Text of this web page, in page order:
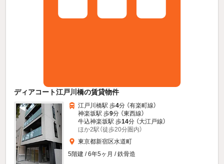
ディアコート江戸川橋の賃貸物件
江戸川橋駅 歩4分 （有楽町線）
神楽坂駅 歩9分 （東西線）
牛込神楽坂駅 歩14分 （大江戸線）
ほか2駅（徒歩20分圏内）
東京都新宿区水道町
5階建 / 6年5ヶ月 / 鉄骨造